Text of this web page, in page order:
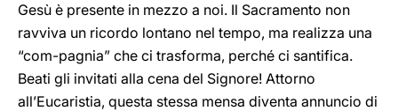
Gesù è presente in mezzo a noi. Il Sacramento non
ravviva un ricordo lontano nel tempo, ma realizza una
“com-pagnia” che ci trasforma, perché ci santifica.
Beati gli invitati alla cena del Signore! Attorno
all’Eucaristia, questa stessa mensa diventa annuncio di